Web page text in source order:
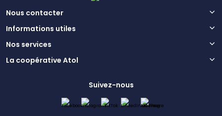
Nous contacter
Informations utiles
Nos services
La coopérative Atol
Suivez-nous